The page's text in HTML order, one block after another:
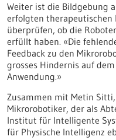
Weiter ist die Bildgebung
erfolgten therapeutischen
überprüfen, ob die
erfüllt haben. «Die
Feedback zu den
grosses Hindernis auf
Anwendung.»
Zusammen mit Metin
Mikrorobotiker, der als
Institut für Intelligente
für Physische Intelligenz